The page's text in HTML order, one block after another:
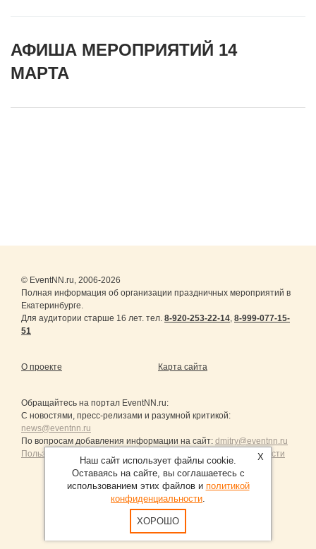
АФИША МЕРОПРИЯТИЙ 14
МАРТА
© EventNN.ru, 2006-2026
Полная информация об организации праздничных мероприятий в
Екатеринбурге.
Для аудитории старше 16 лет. тел. 8-920-253-22-14, 8-999-077-15-
51
О проекте Карта сайта
Обращайтесь на портал EventNN.ru:
С новостями, пресс-релизами и разумной критикой:
news@eventnn.ru
По вопросам добавления информации на сайт: dmitry@eventnn.ru
Пользовательское Соглашение и политика конфиденциальности
Продвижение сайтов Санкт-Петербург
X
Наш сайт использует файлы cookie.
Оставаясь на сайте, вы соглашаетесь с
использованием этих файлов и политикой
конфиденциальности.
ХОРОШО